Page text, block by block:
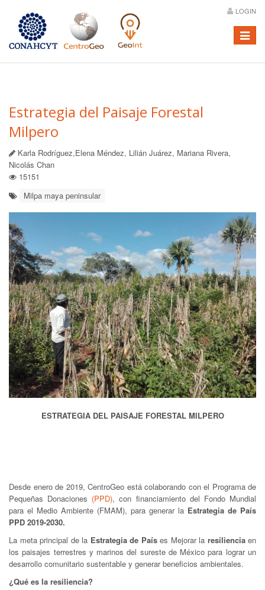
LOGIN
Menú
Estrategia del Paisaje Forestal
Milpero
Karla Rodríguez,Elena Méndez, Lilián Juárez, Mariana Rivera,
Nicolás Chan
15151
Milpa maya peninsular
ESTRATEGIA DEL PAISAJE FORESTAL MILPERO
Desde enero de 2019, CentroGeo está colaborando con el Programa de
Pequeñas Donaciones (PPD), con financiamiento del Fondo Mundial
para el Medio Ambiente (FMAM), para generar la Estrategia de País
PPD 2019-2030.
La meta principal de la Estrategia de Países Mejorar la resilienciaen
los paisajes terrestres y marinos del sureste de México para lograr un
desarrollo comunitario sustentable y generar beneficios ambientales.
¿Qué es la resiliencia?